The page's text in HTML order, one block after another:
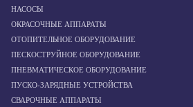
НАСОСЫ
ОКРАСОЧНЫЕ АППАРАТЫ
ОТОПИТЕЛЬНОЕ ОБОРУДОВАНИЕ
ПЕСКОСТРУЙНОЕ ОБОРУДОВАНИЕ
ПНЕВМАТИЧЕСКОЕ ОБОРУДОВАНИЕ
ПУСКО-ЗАРЯДНЫЕ УСТРОЙСТВА
СВАРОЧНЫЕ АППАРАТЫ